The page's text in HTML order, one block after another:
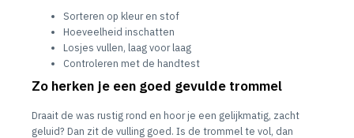
Sorteren op kleur en stof
Hoeveelheid inschatten
Losjes vullen, laag voor laag
Controleren met de handtest
Zo herken je een goed gevulde trommel
Draait de was rustig rond en hoor je een gelijkmatig, zacht
geluid? Dan zit de vulling goed. Is de trommel te vol, dan